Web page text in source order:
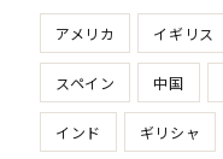
アメリカ イギリス
スペイン 中国
インド ギリシャ